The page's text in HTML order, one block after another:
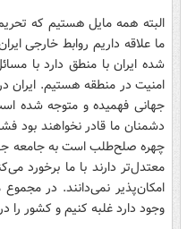
البته همه مایل هستیم که
ما علاقه داریم روابط خارجی
شده ایران با منطق دارد با
امنیت در منطقه هستیم. ایران
جهانی فهمیده و متوجه شده
دشمنان ما قادر نخواهند بود
چهره صلح‌طلب است به جامعه
معتدل‌تر دارند با ما برخورد
امکان‌پذیر نمی‌دانند. در
وجود دارد غلبه کنیم و کشور را